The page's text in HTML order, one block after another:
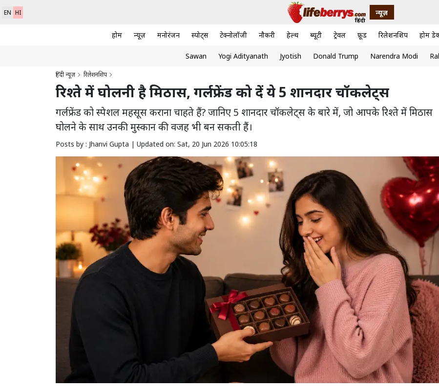
EN HI न्यूज़
होम न्यूज़ मनोरंजन स्पोर्ट्स टेक्नोलॉजी नौकरी हेल्थ ब्यूटी ट्रेवल फ़ूड रिलेशनशिप होम
Sawan Yogi Adityanath Jyotish Donald Trump Narendra Modi
हिंदी न्यूज़ रिलेशनशिप
रिश्ते में घोलनी है मिठास, गर्लफ्रेंड को दें ये 5 शानदार चॉकलेट्स
गर्लफ्रेंड को स्पेशल महसूस कराना चाहते हैं? जानिए 5 शानदार चॉकलेट्स के बारे में, जो आपके रिश्ते में मिठास
घोलने के साथ उनकी मुस्कान की वजह भी बन सकती हैं।
Posts by : Jhanvi Gupta | Updated on: Sat, 20 Jun 2026 10:05:18